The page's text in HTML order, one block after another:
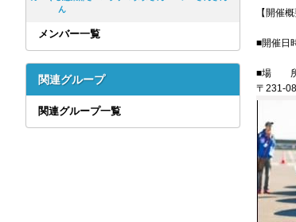
ん
メンバー一覧
関連グループ
関連グループ一覧
【開催概
■開催日
■場 所
〒231-